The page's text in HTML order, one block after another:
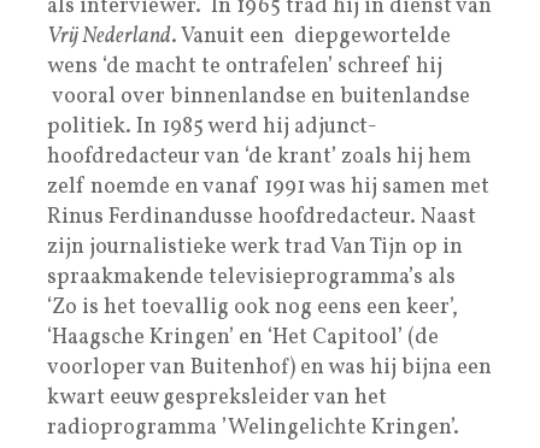
als interviewer. In 1965 trad hij in dienst van
Vrij Nederland. Vanuit een diepgewortelde
wens ‘de macht te ontrafelen’ schreef hij
vooral over binnenlandse en buitenlandse
politiek. In 1985 werd hij adjunct-
hoofdredacteur van ‘de krant’ zoals hij hem
zelf noemde en vanaf 1991 was hij samen met
Rinus Ferdinandusse hoofdredacteur. Naast
zijn journalistieke werk trad Van Tijn op in
spraakmakende televisieprogramma’s als
‘Zo is het toevallig ook nog eens een keer’,
‘Haagsche Kringen’ en ‘Het Capitool’ (de
voorloper van Buitenhof) en was hij bijna een
kwart eeuw gespreksleider van het
radioprogramma ’Welingelichte Kringen’.